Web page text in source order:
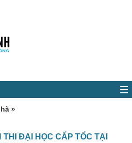
»
THI ĐẠI HỌC CẤP TỐC TẠI